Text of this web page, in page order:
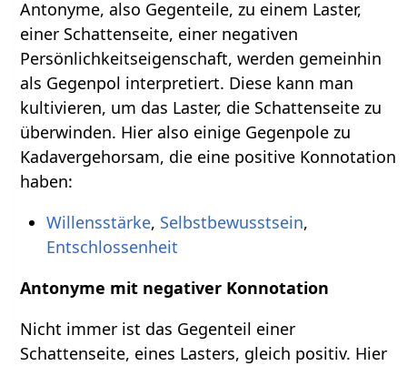
Antonyme, also Gegenteile, zu einem Laster,
einer Schattenseite, einer negativen
Persönlichkeitseigenschaft, werden gemeinhin
als Gegenpol interpretiert. Diese kann man
kultivieren, um das Laster, die Schattenseite zu
überwinden. Hier also einige Gegenpole zu
Kadavergehorsam, die eine positive Konnotation
haben:
Willensstärke, Selbstbewusstsein,
Entschlossenheit
Antonyme mit negativer Konnotation
Nicht immer ist das Gegenteil einer
Schattenseite, eines Lasters, gleich positiv. Hier